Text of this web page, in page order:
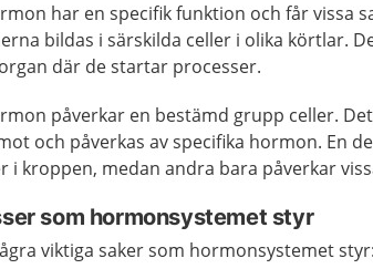
har en specifik funktion och får vissa
bildas i särskilda celler i olika körtlar.
där de startar processer.
påverkar en bestämd grupp celler.
och påverkas av specifika hormon. En
i kroppen, medan andra bara påverkar
som hormonsystemet styr
viktiga saker som hormonsystemet styr: